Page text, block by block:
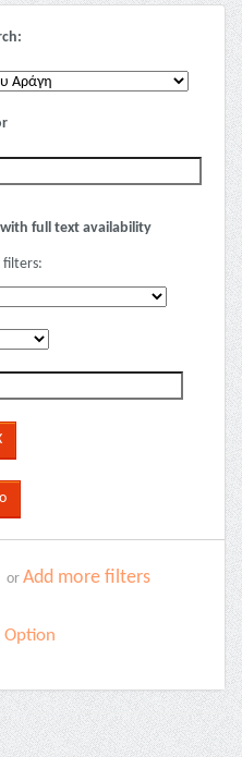
full text availability
filters:
or Add more filters
Option